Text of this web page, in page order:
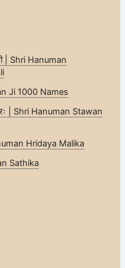
| Shri Hanuman
Ji 1000 Names
| Shri Hanuman Stawan
Hridaya Malika
Sathika